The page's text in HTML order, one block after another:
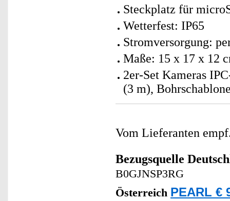
Steckplatz für
Wetterfest: IP65
Stromversorgung:
Maße: 15 x 17 x 12
2er-Set Kameras
(3 m),
Vom Lieferanten
Bezugsquelle
B0GJNSP3RG
Österreich PEARL €